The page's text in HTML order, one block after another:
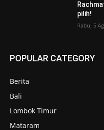
pilih!
Rabu, 5
POPULAR CATEGORY
Berita
Bali
Lombok Timur
Mataram